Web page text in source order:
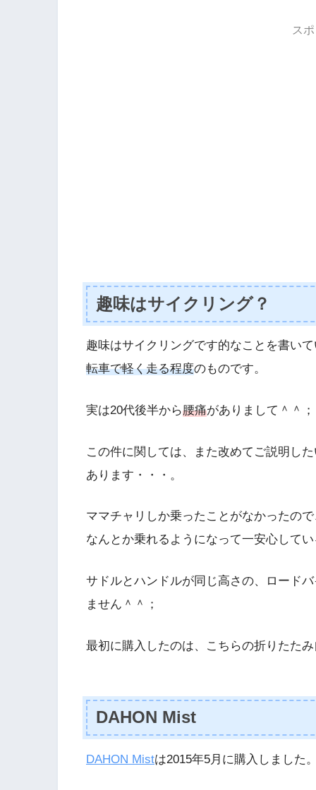
ス
趣味はサイクリング？
趣味はサイクリングです的なことを書い
転車で軽く走る程度のものです。
実は20代後半から腰痛がありまして＾＾；
この件に関しては、また改めてご説明し
あります・・・。
ママチャリしか乗ったことがなかったの
なんとか乗れるようになって一安心して
サドルとハンドルが同じ高さの、ロード
ません＾＾；
最初に購入したのは、こちらの折りたた
DAHON Mist
DAHON Mistは2015年5月に購入しました